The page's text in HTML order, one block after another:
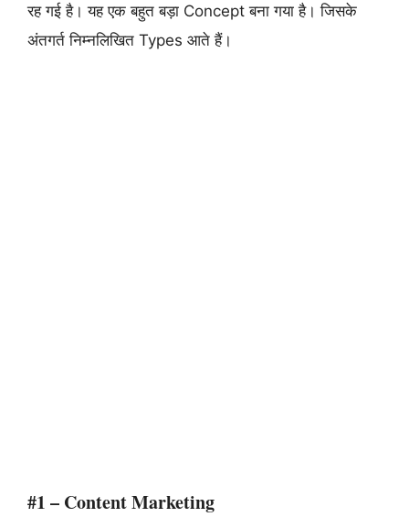
रह गई है। यह एक बहुत बड़ा Concept बना गया है। जिसके
अंतगर्त निम्नलिखित Types आते हैं।
#1 – Content Marketing